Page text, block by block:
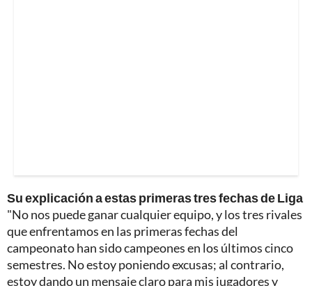
Su explicación a estas primeras tres fechas de Liga
"No nos puede ganar cualquier equipo, y los tres rivales
que enfrentamos en las primeras fechas del
campeonato han sido campeones en los últimos cinco
semestres. No estoy poniendo excusas; al contrario,
estoy dando un mensaje claro para mis jugadores y